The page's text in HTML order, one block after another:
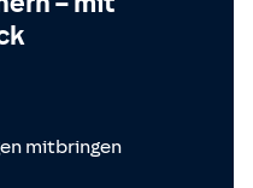
mitbringen